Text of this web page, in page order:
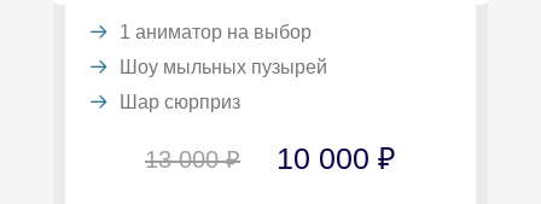
1 аниматор на выбор
Шоу мыльных пузырей
Шар сюрприз
13 000 ₽ 10 000 ₽